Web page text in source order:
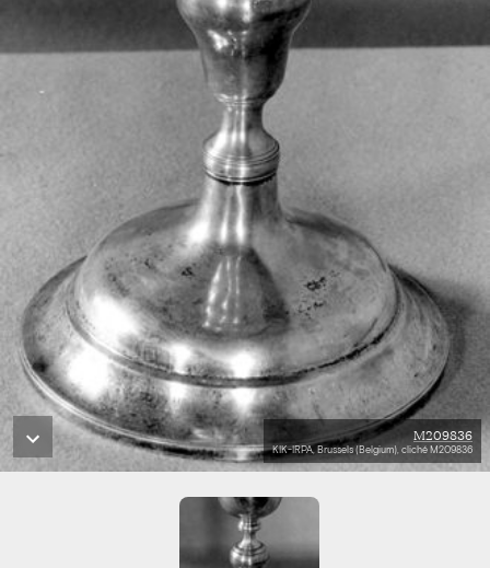
M209836
KIK-IRPA, Brussels (Belgium), cliché M209836